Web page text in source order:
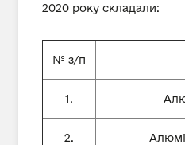
2020 року складали:
№ з/п
1.
2.